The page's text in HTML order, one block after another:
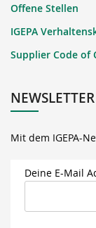
Offene Stellen
IGEPA
Supplier Code of
NEWSLETTER
Mit dem IGEPA-
Deine E-Mail